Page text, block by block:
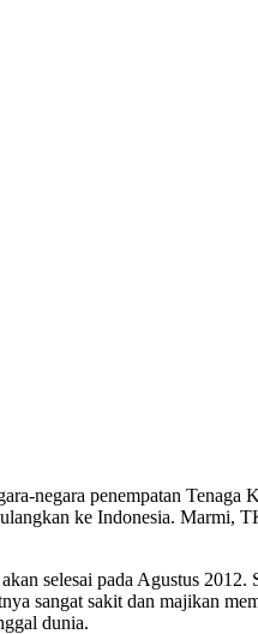
negara penempatan
ke Indonesia. Marmi,
selesai pada Agustus
sangat sakit dan majikan
dunia.